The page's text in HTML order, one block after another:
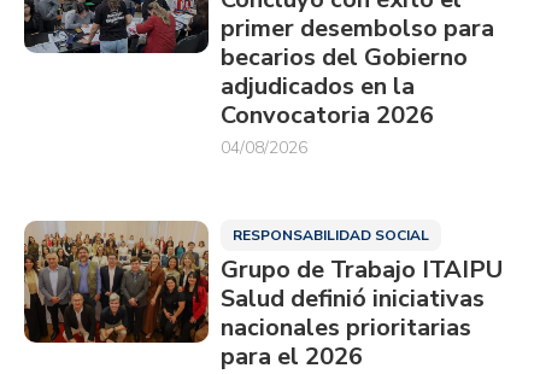
primer desembolso para
becarios del Gobierno
adjudicados en la
Convocatoria 2026
04/08/2026
RESPONSABILIDAD SOCIAL
Grupo de Trabajo ITAIPU
Salud definió iniciativas
nacionales prioritarias
para el 2026